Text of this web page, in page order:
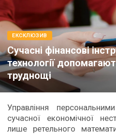
EКСКЛЮЗИВ
Сучасні фінансові
технології
труднощі
Управління
сучасної економічної
лише ретельного